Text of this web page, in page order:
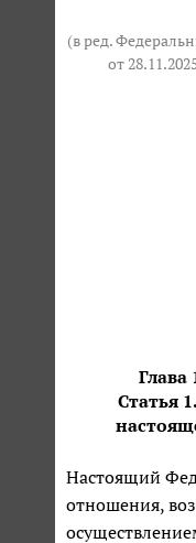
(в ред.
от
Статья
Настоящий
отношения,